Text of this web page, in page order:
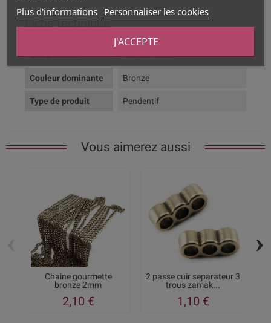
Fiche technique
Composition Métal bronze
Couleur dominante Bronze
Type de produit Pendentif
Vous aimerez aussi
Chaine gourmette
bronze 2mm
2,10 €
2 passe cuir separateur 3
trous zamak...
1,10 €
›
Plus d'informations Personnaliser les cookies
J'ACCEPTE